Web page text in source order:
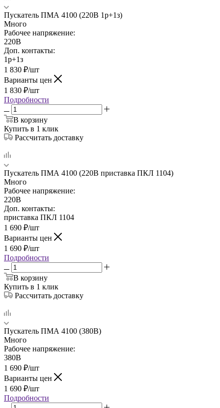
Пускатель ПМА 4100 (220В 1р+1з)
Много
Рабочее напряжение:
220В
Доп. контакты:
1р+1з
1 830 ₽/шт
Варианты цен
1 830 ₽/шт
Подробности
В корзину
Купить в 1 клик
Рассчитать доставку
Пускатель ПМА 4100 (220В приставка ПКЛ 1104)
Много
Рабочее напряжение:
220В
Доп. контакты:
приставка ПКЛ 1104
1 690 ₽/шт
Варианты цен
1 690 ₽/шт
Подробности
В корзину
Купить в 1 клик
Рассчитать доставку
Пускатель ПМА 4100 (380В)
Много
Рабочее напряжение:
380В
1 690 ₽/шт
Варианты цен
1 690 ₽/шт
Подробности